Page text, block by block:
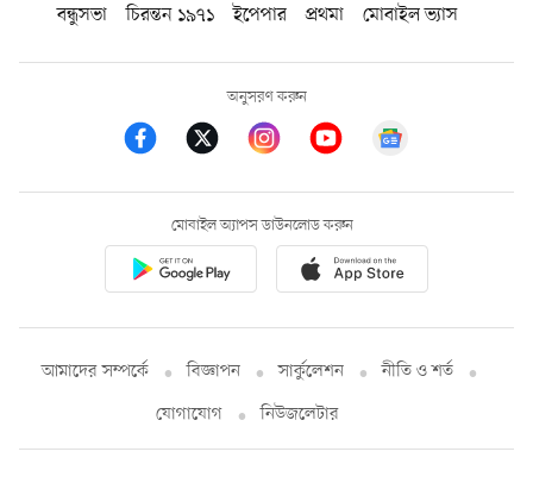
বন্ধুসভা
চিরন্তন ১৯৭১ ইপেপার প্রথমা মোবাইল ভ্যাস
অনুসরণ করুন
মোবাইল অ্যাপস ডাউনলোড করুন
আমাদের সম্পর্কে বিজ্ঞাপন সার্কুলেশন
নীতি ও শর্ত
যোগাযোগ
নিউজলেটার